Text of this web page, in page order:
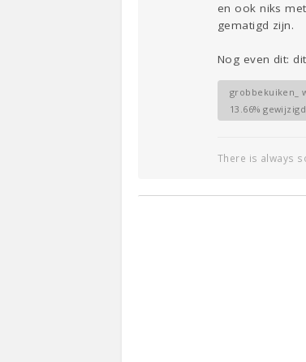
en ook niks
gematigd zijn.
Nog even dit:
grobbekuiken_
13.66% gewijzigd
There is always